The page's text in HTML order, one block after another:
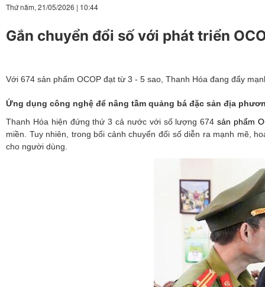
Thứ năm, 21/05/2026 | 10:44
Gắn chuyển đổi số với phát triển
Với 674 sản phẩm OCOP đạt từ 3 - 5 sao, Thanh Hóa đang đẩy
Ứng dụng công nghệ để nâng tầm quảng bá đặc sản địa
Thanh Hóa hiện đứng thứ 3 cả nước với số lượng 674sản phẩm
miền. Tuy nhiên, trong bối cảnh chuyển đổi số diễn ra mạnh mẽ,
cho người dùng.